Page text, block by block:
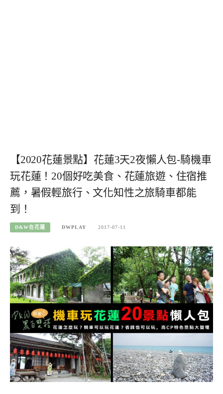
【2020花蓮景點】花蓮3天2夜懶人包-騎機車
玩花蓮！20個好吃美食、花蓮旅遊、住宿推
薦，暑假輕旅行、文化知性之旅騎車都能
到！
D&W在花蓮 DWPLAY 2017-07-11